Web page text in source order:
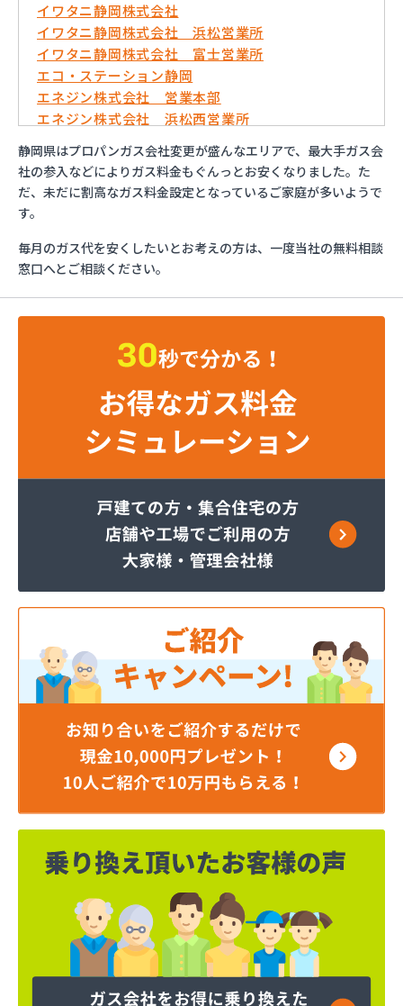
イワタニ静岡株式会社
イワタニ静岡株式会社 浜松営業所
イワタニ静岡株式会社 富士営業所
エコ・ステーション静岡
エネジン株式会社 営業本部
エネジン株式会社 浜松西営業所
エネジン株式会社 下田営業所
エネジン株式会社 新居営業所
エネジン株式会社 静岡支店 直販事業所・特約店
エネジン株式会社 富士営業所
オーテックガス株式会社
ー・ホームエナジー事業部
ガスコミュニティ静岡株式会社 富士LPGセンター
ガスコミュニティ浜松株式会社 袋井LPGセンター
ガスステーション
ガステックサービス株式会社 湖東営業所
ガステックサービス株式会社 浜松東営業所
ガステックサービス株式会社 浜松南営業所
ガステックサービス株式会社 浜北営業所
ガステックサービス株式会社 湖西営業所
ガステックサービス株式会社 御殿場営業所
ガステックサービス株式会社 袋井営業所
ガステックサービス株式会社 島田営業所
ガステックサービス株式会社 富士営業所
クレバヤシ住宅設備
クレバヤシ住宅設備 産女営業所
クロスポイント株式会社
サガミシード株式会社下田LPG販売所
シティーサービス株式会社
シナネン株式会社島崎町オートステーション
スマートエナジー株式会社
スミヤ株式会社
セントラルガス株式会社 静清営業所
セントラルガス株式会社 富士営業所
タナカ燃料株式会社
タナカ燃料株式会社
タナカ燃料株式会社 オートガススタンド
静岡県はプロパンガス会社変更が盛んなエリアで、最大手ガス会
社の参入などによりガス料金もぐんっとお安くなりました。た
だ、未だに割高なガス料金設定となっているご家庭が多いようで
す。
毎月のガス代を安くしたいとお考えの方は、一度当社の無料相談
窓口へとご相談ください。